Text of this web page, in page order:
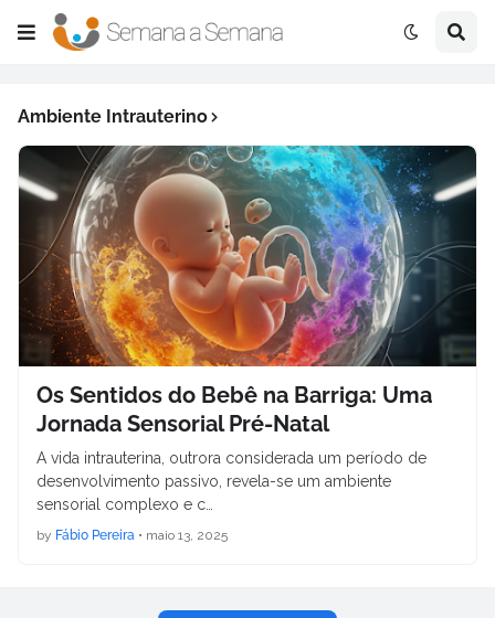
Ambiente Intrauterino
Os Sentidos do Bebê na Barriga: Uma
Jornada Sensorial Pré-Natal
A vida intrauterina, outrora considerada um período de
desenvolvimento passivo, revela-se um ambiente
sensorial complexo e c…
by Fábio Pereira • maio 13, 2025